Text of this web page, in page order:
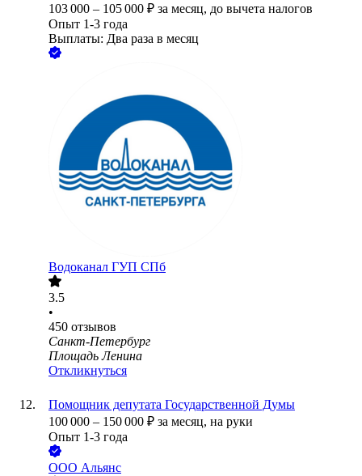
103 000 – 105 000 ₽ за месяц, до вычета налогов
Опыт 1-3 года
Выплаты: Два раза в месяц
Водоканал ГУП СПб
3.5
•
450 отзывов
Санкт-Петербург
Площадь Ленина
Откликнуться
Помощник депутата Государственной Думы
100 000 – 150 000 ₽ за месяц, на руки
Опыт 1-3 года
ООО Альянс